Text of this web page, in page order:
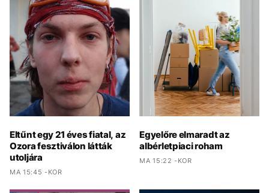
Eltűnt egy 21 éves fiatal, az
Ozora fesztiválon látták
utoljára
MA 15:45 -KOR
Egyelőre elmaradt az
albérletpiaci roham
MA 15:22 -KOR